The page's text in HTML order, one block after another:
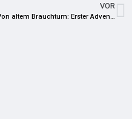
VOR
Von altem Brauchtum: Erster Advent und Adventszeit